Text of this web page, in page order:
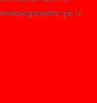
garantiza que la